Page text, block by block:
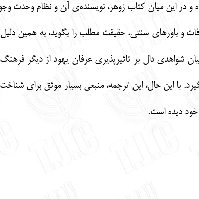
و در این میان کتاب زوهر، نویسنده‌ی آن و نظام وحدت
باورهای سنتی، حقیقت مطلب را بگوید، به همین دلیل
دال بر تاثیرپذیری عرفان یهود از دیگر
با این حال، این ترجمه، منبعی بسیار موثق برای
دیده است.